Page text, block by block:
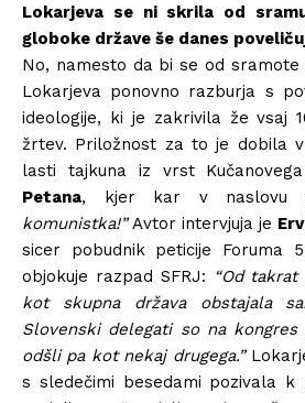
Lokarjeva se ni skrila od
globoke države še danes
No, namesto da bi se od
Lokarjeva ponovno razburja s
ideologije, ki je zakrivila že vsaj
žrtev. Priložnost za to je dobila v
lasti tajkuna iz vrst
Petana, kjer kar v naslovu
komunistka!”Avtor intervjuja je
sicer pobudnik peticije Foruma
objokuje razpad SFRJ: “Od
kot skupna država obstajala
Slovenski delegati so na
odšli pa kot nekaj drugega.”
s sledečimi besedami pozivala k